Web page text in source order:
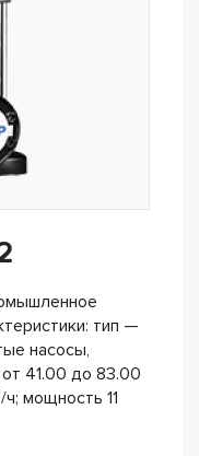
тип —
насосы,
41.00 до 83.00
мощность 11